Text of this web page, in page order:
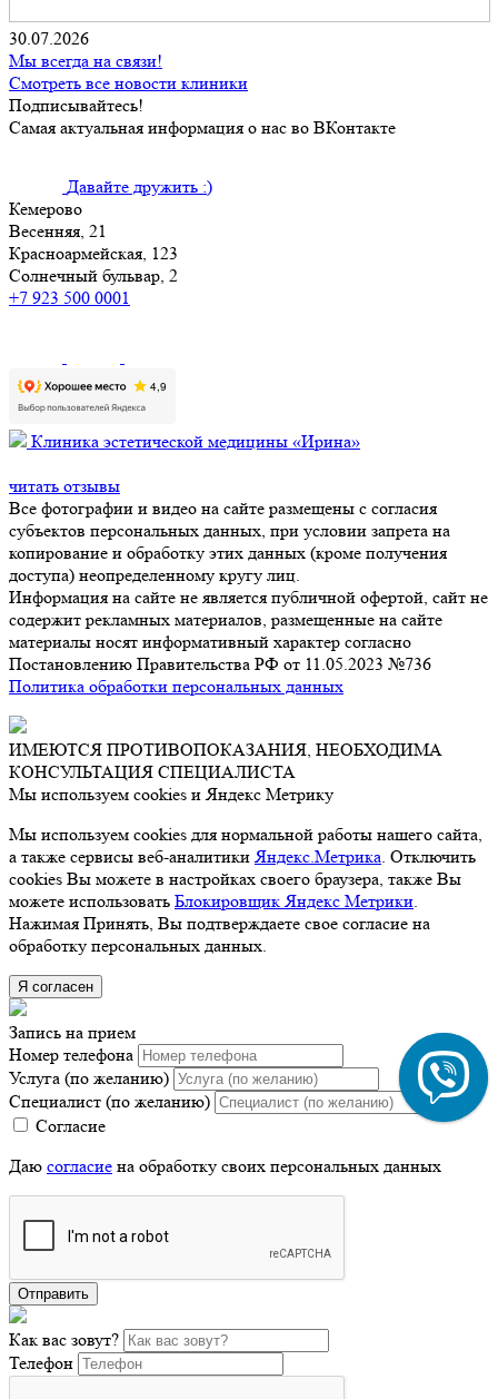
30.07.2026
Мы всегда на связи!
Смотреть все новости клиники
Подписывайтесь!
Самая актуальная информация о нас во ВКонтакте
Давайте дружить :)
Кемерово
Весенняя, 21
Красноармейская, 123
Солнечный бульвар, 2
+7 923 500 0001
Клиника эстетической медицины «Ирина»
читать отзывы
Все фотографии и видео на сайте размещены с согласия
субъектов персональных данных, при условии запрета на
копирование и обработку этих данных (кроме получения
доступа) неопределенному кругу лиц.
Информация на сайте не является публичной офертой, сайт не
содержит рекламных материалов, размещенные на сайте
материалы носят информативный характер согласно
Постановлению Правительства РФ от 11.05.2023 №736
Политика обработки персональных данных
ИМЕЮТСЯ ПРОТИВОПОКАЗАНИЯ, НЕОБХОДИМА
КОНСУЛЬТАЦИЯ СПЕЦИАЛИСТА
Мы используем cookies и Яндекс Метрику
Мы используем cookies для нормальной работы нашего сайта,
а также сервисы веб-аналитикиЯндекс.Метрика. Отключить
cookies Вы можете в настройках своего браузера, также Вы
можете использовать Блокировщик Яндекс Метрики.
Нажимая Принять, Вы подтверждаете свое согласие на
обработку персональных данных.
Я согласен
Запись на прием
Номер телефона
Услуга (по желанию)
Специалист (по желанию)
Согласие
Даю согласие на обработку своих персональных данных
Отправить
Как вас зовут?
Телефон